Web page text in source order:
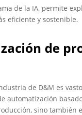
de la IA, permite
eficiente y sostenible.
de
de D&M es
automatización
sino también